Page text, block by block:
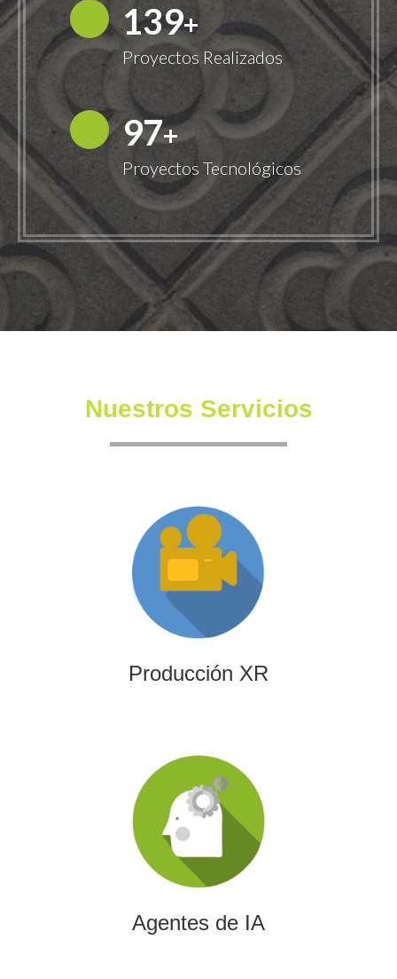
149+
Proyectos Realizados
100+
Proyectos Tecnológicos
Nuestros Servicios
Producción XR
Producción XR
Somos una productora independiente con un equipo
altamente experimentado también en la creación de
producciones inmersivas y de XR.
Agentes de IA
Agentes de IA
Diseñamos agentes de inteligencia artificial capaces de
automatizar procesos, optimizar decisiones y transformar
la eficiencia empresarial.